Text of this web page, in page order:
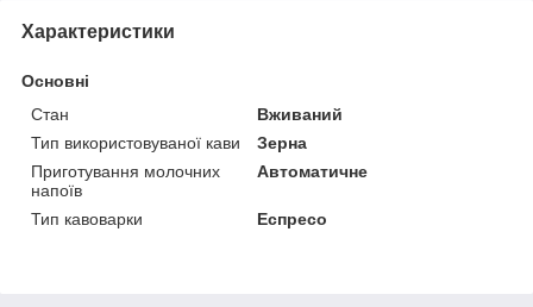
Характеристики
Основні
Стан
Вживаний
Тип використовуваної кави
Зерна
Приготування молочних
напоїв
Автоматичне
Тип кавоварки Еспресо